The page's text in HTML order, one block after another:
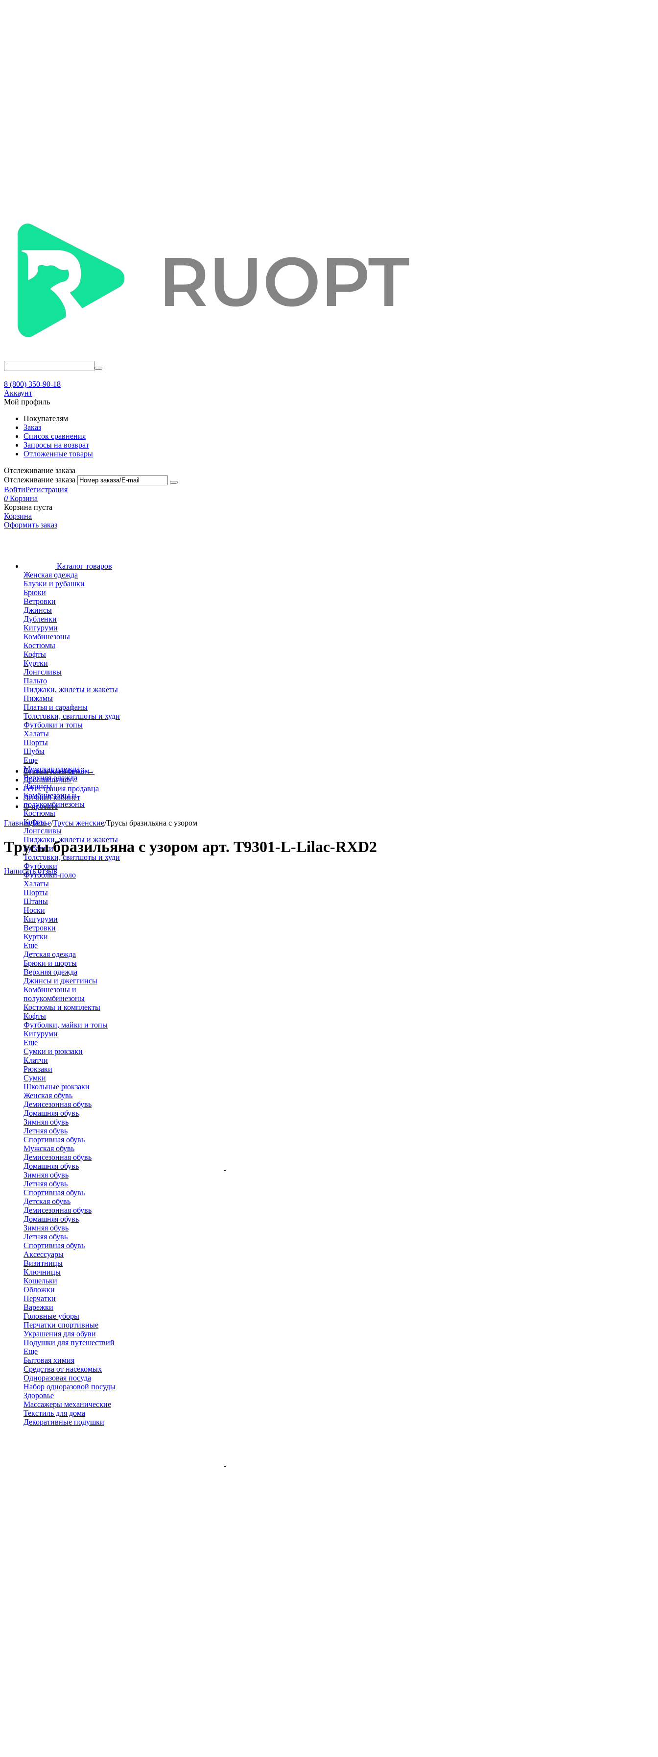
8 (800) 350-90-18
Аккаунт
Мой профиль
Покупателям
Заказ
Список сравнения
Запросы на возврат
Отложенные товары
Отслеживание заказа
Отслеживание заказа
ВойтиРегистрация
0 Корзина
Корзина пуста
Корзина
Оформить заказ
Каталог товаров
Женская одежда
Блузки и рубашки
Брюки
Ветровки
Джинсы
Дубленки
Кигуруми
Комбинезоны
Костюмы
Кофты
Куртки
Лонгсливы
Пальто
Пиджаки, жилеты и жакеты
Пижамы
Платья и сарафаны
Толстовки, свитшоты и худи
Футболки и топы
Халаты
Шорты
Шубы
Еще
Мужская одежда
Верхняя одежда
Джинсы
Комбинезоны и
полукомбинезоны
Костюмы
Кофты
Лонгсливы
Пиджаки, жилеты и жакеты
Рубашки
Толстовки, свитшоты и худи
Футболки
Футболки-поло
Халаты
Шорты
Штаны
Носки
Кигуруми
Ветровки
Куртки
Еще
Детская одежда
Брюки и шорты
Верхняя одежда
Джинсы и джеггинсы
Комбинезоны и
полукомбинезоны
Костюмы и комплекты
Кофты
Футболки, майки и топы
Кигуруми
Еще
Сумки и рюкзаки
Клатчи
Рюкзаки
Сумки
Школьные рюкзаки
Женская обувь
Демисезонная обувь
Домашняя обувь
Зимняя обувь
Летняя обувь
Спортивная обувь
Мужская обувь
Демисезонная обувь
Домашняя обувь
Зимняя обувь
Летняя обувь
Спортивная обувь
Детская обувь
Демисезонная обувь
Домашняя обувь
Зимняя обувь
Летняя обувь
Спортивная обувь
Аксессуары
Визитницы
Ключницы
Кошельки
Обложки
Перчатки
Варежки
Головные уборы
Перчатки спортивные
Украшения для обуви
Подушки для путешествий
Еще
Бытовая химия
Средства от насекомых
Одноразовая посуда
Набор одноразовой посуды
Здоровье
Массажеры механические
Текстиль для дома
Декоративные подушки
Больше категорий→
Стать поставщиком
Дропшиппинг
Регистрация продавца
Личный кабинет
О проекте
Главная/Белье/Трусы женские/Трусы бразильяна с узором
Трусы бразильяна с узором арт. T9301-L-Lilac-RXD2
Написать отзыв